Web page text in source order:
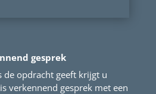
gesprek
de opdracht geeft krijgt u
verkennend gesprek met een